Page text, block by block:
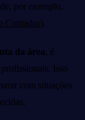
por exemplo,
Contador).
da área, é
Isso
com situações